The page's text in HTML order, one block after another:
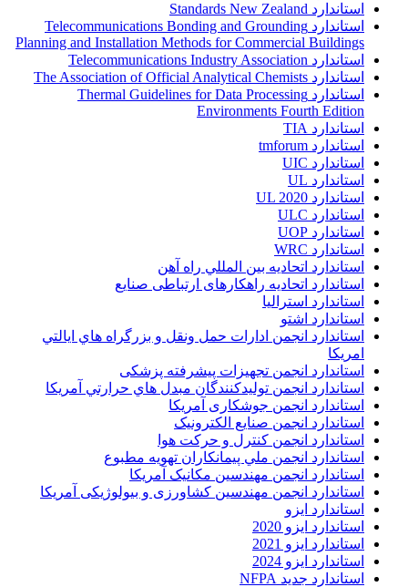
استاندارد Standards New Zealand
استاندارد Telecommunications Bonding and Grounding
Planning and Installation Methods for Commercial Buildings
استاندارد Telecommunications Industry Association
استاندارد The Association of Official Analytical Chemists
استاندارد Thermal Guidelines for Data Processing
Environments Fourth Edition
استاندارد TIA
استاندارد tmforum
استاندارد UIC
استاندارد UL
استاندارد UL 2020
استاندارد ULC
استاندارد UOP
استاندارد WRC
استاندارد اتحاديه بين المللي راه آهن
استاندارد اتحادیه راهکارهای ارتباطی صنایع
استاندارد استرالیا
استاندارد اشتو
استاندارد انجمن ادارات حمل ونقل و بزرگراه هاي ايالتي
امريکا
استاندارد انجمن تجهیزات پیشرفته پزشکی
استاندارد انجمن توليدکنندگان مبدل هاي حرارتي آمريکا
استاندارد انجمن جوشکاری آمریکا
استاندارد انجمن صنايع الکترونيک
استاندارد انجمن کنترل و حرکت هوا
استاندارد انجمن ملي پيمانکاران تهويه مطبوع
استاندارد انجمن مهندسين مکانيک آمريکا
استاندارد انجمن مهندسین کشاورزی و بیولوژیکی آمریکا
استاندارد ایزو
استاندارد ایزو 2020
استاندارد ایزو 2021
استاندارد ایزو 2024
استاندارد جدید NFPA